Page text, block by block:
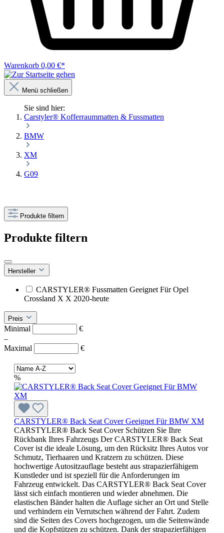
Warenkorb 0,00 €*
Menü schließen
Sie sind hier:
Carstyler® Kofferraummatten & Fussmatten
BMW
XM
G09
Produkte filtern
Produkte filtern
Hersteller
CARSTYLER® Fussmatten Geeignet Für Opel
Crossland X X 2020-heute
Preis
Minimal
€
–
Maximal
€
%
CARSTYLER® Back Seat Cover Geeignet Für BMW XM
CARSTYLER® Back Seat Cover Schützen Sie Ihre
Rückbank Ihres Fahrzeugs Der CARSTYLER® Back Seat
Cover ist die ideale Lösung, um den Rücksitz Ihres Autos vor
Schmutz, Tierhaaren und Kratzern zu schützen. Diese
hochwertige Autositzauflage besteht aus strapazierfähigem
Kunstleder und ist speziell für die Anforderungen im
Fahrzeug entwickelt. Das CARSTYLER® Back Seat Cover
lässt sich einfach montieren und wieder abnehmen. Die
elastischen Bänder halten die Auflage sicher an Ort und Stelle
und verhindern ein Verrutschen während der Fahrt. Zudem
sind die Seiten des Covers hochgezogen, um die Seitenwände
und die Kopfstützen zu schützen. Dank der strapazierfähigen